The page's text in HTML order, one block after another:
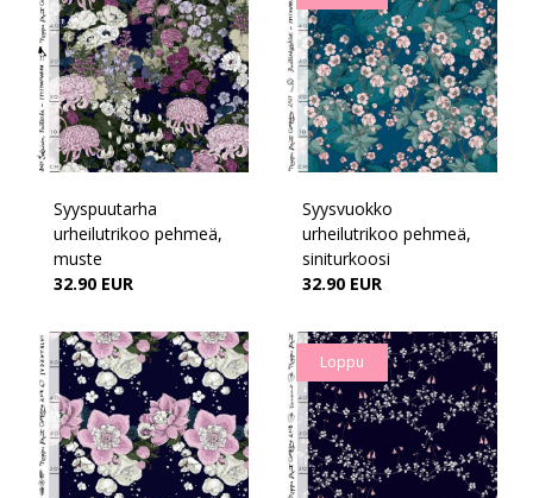
Syyspuutarha
urheilutrikoo pehmeä,
muste
32.90 EUR
Syysvuokko
urheilutrikoo pehmeä,
siniturkoosi
32.90 EUR
Loppu